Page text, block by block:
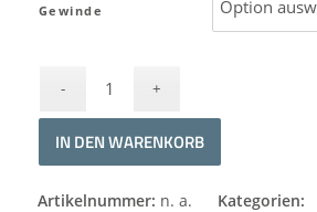
Gewinde
IN DEN WARENKORB
Alternative:
Artikelnummer: n. a.
Kategorien: